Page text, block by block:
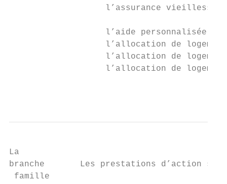
l’assurance vieillesse
l’aide personnalisée au
l’allocation de
l’allocation de
l’allocation de
La
branche       Les prestations d’action
famille